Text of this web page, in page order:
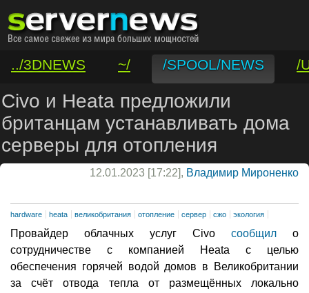
../3DNEWS ~/ /SPOOL/NEWS
/
/VAR/CONTACT
Civo и Heata предложили
британцам устанавливать дома
серверы для отопления
12.01.2023 [17:22], Владимир Мироненко
hardware heata великобритания отопление сервер сжо экология
Провайдер облачных услуг Civo сообщил о
сотрудничестве с компанией Heata с целью
обеспечения горячей водой домов в Великобритании
за счёт отвода тепла от размещённых локально